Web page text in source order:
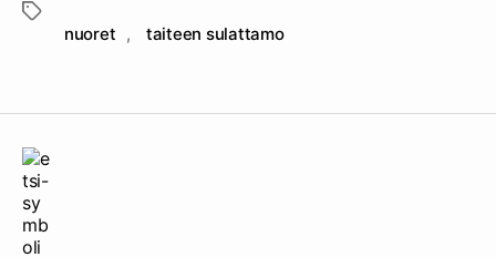
Avainsanat
nuoret , taiteen sulattamo